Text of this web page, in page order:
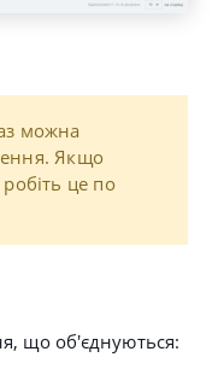
можна
Якщо
це по
що об'єднуються: